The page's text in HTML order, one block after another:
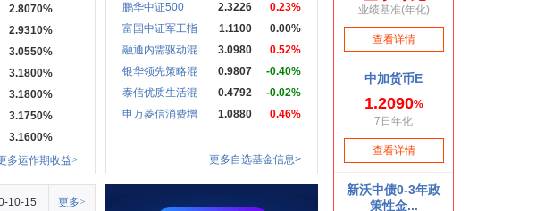
2.8070%
2.9310%
3.0550%
3.1800%
3.1800%
3.1750%
3.1600%
多运作期收益>
鹏华中证500
2.3226
0.23%
富国中证军工指
1.1100
0.00%
融通内需驱动混
3.0980
0.52%
银华领先策略混
0.9807
-0.40%
泰信优质生活混
0.4792
-0.02%
申万菱信消费增
1.0880 0.46%
更多自选基金信息>
更多>
10-15